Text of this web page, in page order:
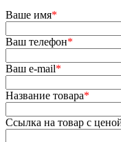
Ваше имя*
Ваш телефон*
Ваш e-mail*
Название товара*
Ссылка на товар с